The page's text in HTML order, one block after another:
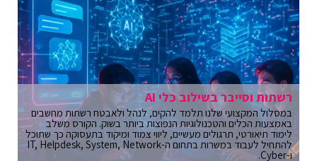
רשתות וסייבר בשילוב כלי AI
במסלול המקצועי שלנו תלמד להקים, לנהל ולאבטח רשתות מחשבים
באמצעות הכלים והטכנולוגיות הנפוצות ביותר בשוק. הקורס משלב
לימוד תיאורטי, תרגולים מעשיים, ליווי צמוד ומיקוד בתעסוקה כך שתוכל
להתחיל לעבוד במשרות בתחום ה-IT, Helpdesk, System, Network
ו-Cyber.